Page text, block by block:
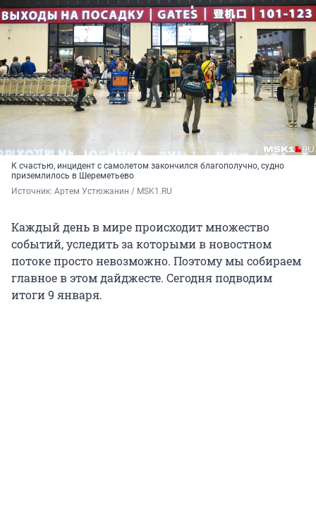
К счастью, инцидент с самолетом закончился благополучно, судно
приземлилось в Шереметьево
Источник: Артем Устюжанин / MSK1.RU
Каждый день в мире происходит множество
событий, уследить за которыми в новостном
потоке просто невозможно. Поэтому мы собираем
главное в этом дайджесте. Сегодня подводим
итоги 9 января.